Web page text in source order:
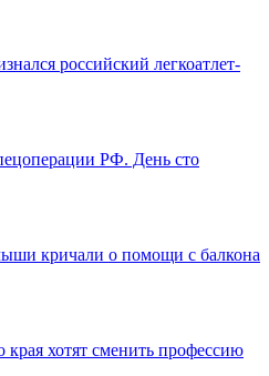
российский легкоатлет-
РФ. День сто
кричали о помощи с балкона
хотят сменить профессию